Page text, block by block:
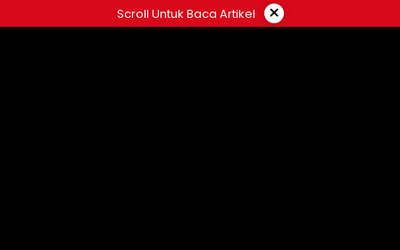
ke
Scroll Untuk Baca Artikel ×